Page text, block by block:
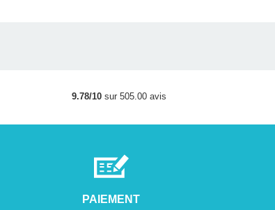
9.78/10sur 505.00 avis
PAIEMENT